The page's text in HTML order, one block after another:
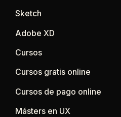
Sketch
Adobe XD
Cursos
Cursos gratis online
Cursos de pago online
Másters en UX